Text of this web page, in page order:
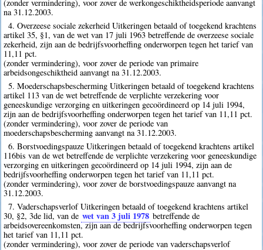
(zonder vermindering), voor zover de werkongeschiktheidsperiode aanvangt
na 31.12.2003.
4. Overzeese sociale zekerheid Uitkeringen betaald of toegekend krachtens
artikel 35, §1, van de wet van 17 juli 1963 betreffende de overzeese sociale
zekerheid, zijn aan de bedrijfsvoorheffing onderworpen tegen het tarief van
11,11 pct.
(zonder vermindering), voor zover de periode van primaire
arbeidsongeschiktheid aanvangt na 31.12.2003.
5. Moederschapsbescherming Uitkeringen betaald of toegekend krachtens
artikel 113 van de wet betreffende de verplichte verzekering voor
geneeskundige verzorging en uitkeringen gecoördineerd op 14 juli 1994,
zijn aan de bedrijfsvoorheffing onderworpen tegen het tarief van 11,11 pct.
(zonder vermindering), voor zover de periode van
moederschapsbescherming aanvangt na 31.12.2003.
6. Borstvoedingspauze Uitkeringen betaald of toegekend krachtens artikel
116bis van de wet betreffende de verplichte verzekering voor geneeskundige
verzorging en uitkeringen gecoördineerd op 14 juli 1994, zijn aan de
bedrijfsvoorheffing onderworpen tegen het tarief van 11,11 pct.
(zonder vermindering), voor zover de borstvoedingspauze aanvangt na
31.12.2003.
7. Vaderschapsverlof Uitkeringen betaald of toegekend krachtens artikel
30, §2, 3de lid, van de wet van 3 juli 1978 betreffende de
arbeidsovereenkomsten, zijn aan de bedrijfsvoorheffing onderworpen tegen
het tarief van 11,11 pct.
(zonder vermindering), voor zover de periode van vaderschapsverlof